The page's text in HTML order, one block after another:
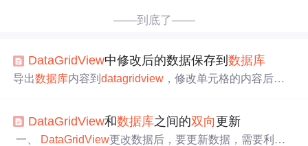
——到底了——
DataGridView中修改后的数据保存到数据库
导出数据库内容到datagridview ，修改单元格的内容后变
用。 private void treeView1_AfterSelect(object sender, TreeVie
wEventArgs e) { DataRow dr = (DataRow)t...
DataGridView和数据库之间的双向 更新
一、 DataGridView更改数据后，要更新数据，需要利用